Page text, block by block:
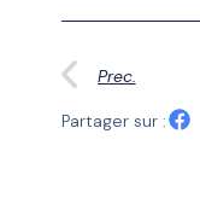
Prec.
Partager sur :